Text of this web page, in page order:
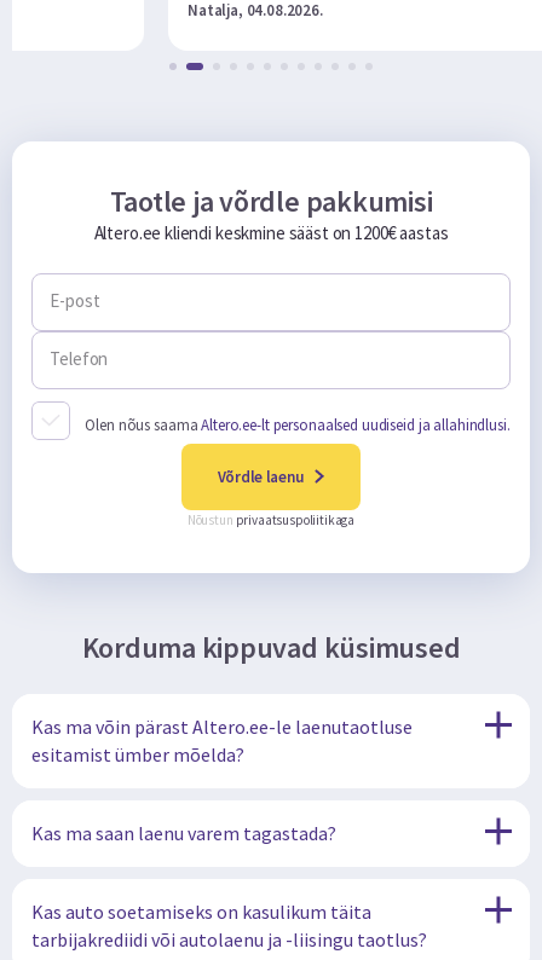
Taotle ja võrdle pakkumisi
Altero.ee kliendi keskmine sääst on 1200€ aastas
E-post
Telefon
Olen nõus saamaAltero.ee-lt personaalsed uudiseid ja allahindlusi.
Võrdle laenu
Nõustun privaatsuspoliitikaga
Korduma kippuvad küsimused
Kas ma võin pärast Altero.ee-le laenutaotluse
esitamist ümber mõelda?
Kas ma saan laenu varem tagastada?
Kas auto soetamiseks on kasulikum täita
tarbijakrediidi või autolaenu ja -liisingu taotlus?